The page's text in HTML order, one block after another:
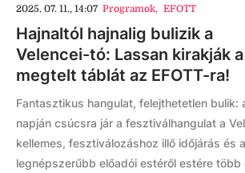
2025. 07. 11., 14:07 Programok, EFOTT
Hajnaltól hajnalig bulizik a
Velencei-tó: Lassan kirakják a
megtelt táblát az EFOTT-ra!
Fantasztikus hangulat, felejthetetlen bulik:
napján csúcsra jár a fesztiválhangulat a
kellemes, fesztiválozáshoz illő időjárás és
legnépszerűbb előadói estéről estére több